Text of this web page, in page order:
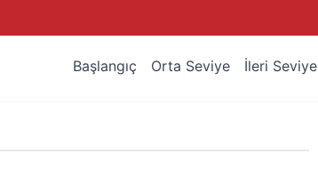
Başlangıç Orta Seviye İleri Seviye